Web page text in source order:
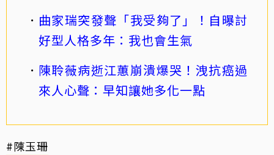
曲家瑞突發聲「我受夠了」！自曝討
好型人格多年：我也會生氣
陳聆薇病逝江蕙崩潰爆哭！洩抗癌過
來人心聲：早知讓她多化一點
#陳玉珊